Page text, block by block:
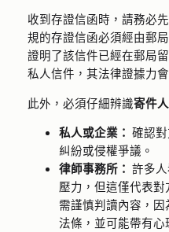
收到存證信函時，請務必
規的存證信函必須經由郵
證明了該信件已經在郵局
私人信件，其法律證據力
此外，必須仔細辨識寄件人
私人或企業： 確認
糾紛或侵權爭議。
律師事務所： 許多
壓力，但這僅代表
需謹慎判讀內容，
法條，並可能帶有心